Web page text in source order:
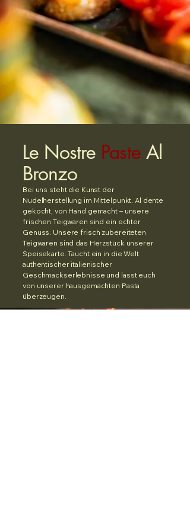
Le Nostre PasteAl
Bronzo
Bei uns steht die Kunst der
Nudelherstellung im Mittelpunkt. Al dente
gekocht, von Hand gemacht – unsere
frischen Teigwaren sind ein echter
Genuss. Unsere frisch zubereiteten
Teigwaren sind das Herzstück unserer
Speisekarte. Taucht ein in die Welt
authentischer italienischer
Geschmackserlebnisse und lasst euch
von unserer hausgemachten Pasta
überzeugen.